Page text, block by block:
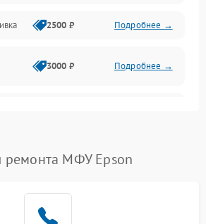
управления2500 ₽ Подробнее →
3000 ₽ Подробнее →
ремонта МФУ Epson